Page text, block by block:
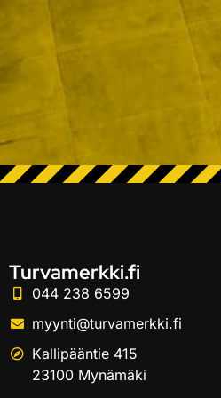
Turvamerkki.fi
044 238 6599
myynti@turvamerkki.fi
Kallipääntie 415
23100 Mynämäki